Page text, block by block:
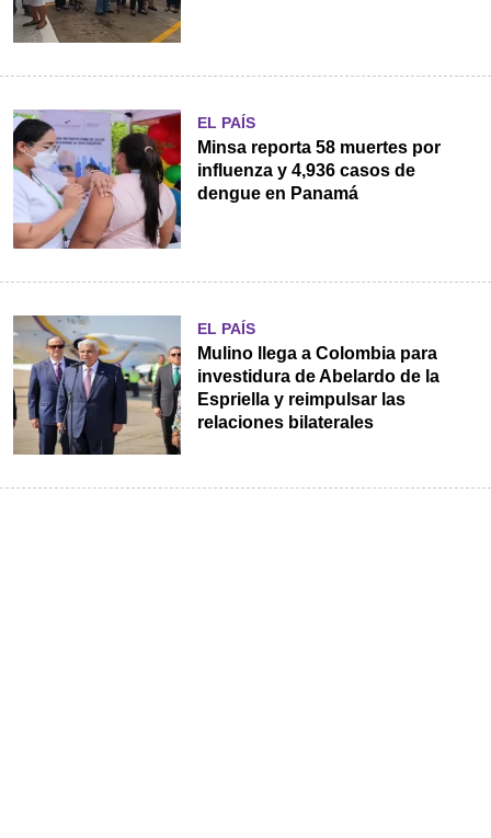
EL PAÍS
Minsa reporta 58 muertes por
influenza y 4,936 casos de
dengue en Panamá
EL PAÍS
Mulino llega a Colombia para
investidura de Abelardo de la
Espriella y reimpulsar las
relaciones bilaterales